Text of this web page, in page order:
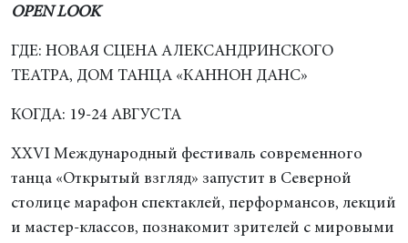
OPEN LOOK
ГДЕ: НОВАЯ СЦЕНА АЛЕКСАНДРИНСКОГО
ТЕАТРА, ДОМ ТАНЦА «КАННОН ДАНС»
КОГДА: 19-24 АВГУСТА
XXVI Международный фестиваль современного
танца «Открытый взгляд» запустит в Северной
столице марафон спектаклей, перформансов, лекций
и мастер-классов, познакомит зрителей с мировыми